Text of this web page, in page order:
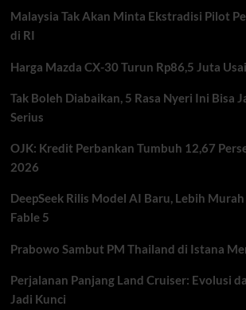
Bisnis
Malaysia Tak Akan Minta Ekstradisi Pilot
di RI
Harga Mazda CX-30 Turun Rp86,5 Juta
Tak Boleh Diabaikan, 5 Rasa Nyeri Ini Bisa
Serius
OJK: Kredit Perbankan Tumbuh 12,67
2026
DeepSeek Rilis Model AI Baru, Lebih
Fable 5
Prabowo Sambut PM Thailand di Istana
Perjalanan Panjang Land Cruiser: Evolusi
Jadi Kunci